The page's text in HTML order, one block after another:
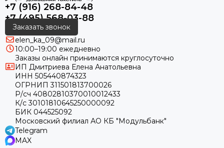
+7 (916) 268-84-48
+7 (495) 568-03-88
Заказать звонок
elen_ka_09@mail.ru
10:00–19:00 ежедневно
Заказы онлайн принимаются круглосуточно
ИП Дмитриева Елена Анатольевна
ИНН 505440874323
ОГРНИП 311501813700026
Р/сч 40802810370010012433
К/с 30101810645250000092
БИК 044525092
Московский филиал АО КБ "Модульбанк"
Telegram
MAX